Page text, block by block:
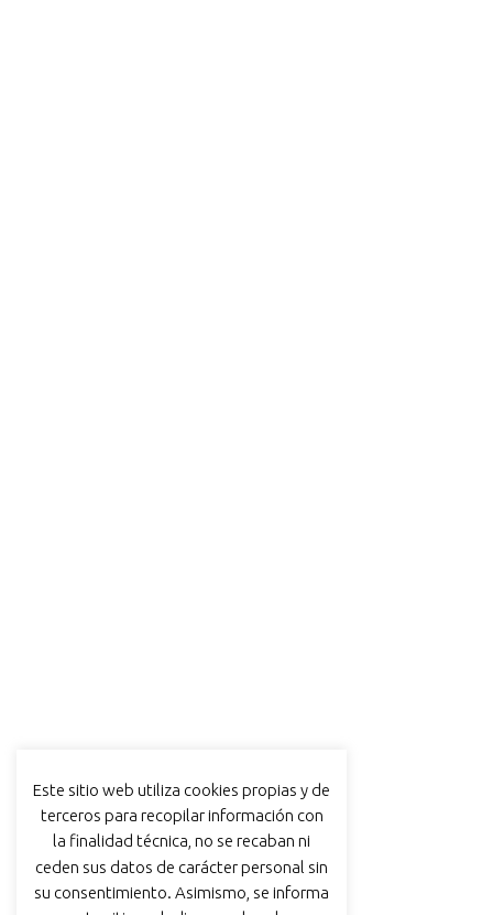
Este sitio web utiliza cookies propias y de
terceros para recopilar información con
la finalidad técnica, no se recaban ni
ceden sus datos de carácter personal sin
su consentimiento. Asimismo, se informa